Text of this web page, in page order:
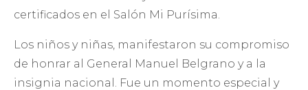
certificados en el Salón Mi Purísima.
Los niños y niñas, manifestaron su compromiso
de honrar al General Manuel Belgrano y a la
insignia nacional. Fue un momento especial y